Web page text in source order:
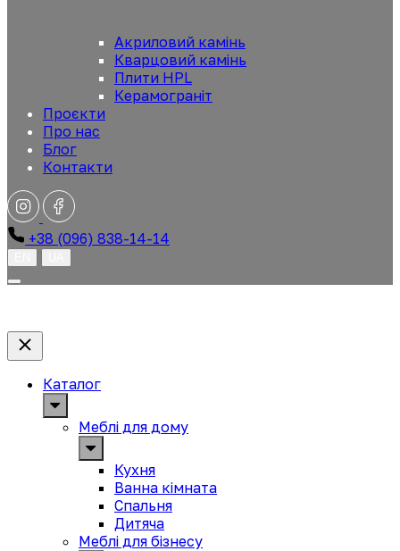
Акриловий камінь
Кварцовий камінь
Плити HPL
Керамограніт
Проєкти
Про нас
Блог
Контакти
+38 (096) 838-14-14
Каталог
Меблі для дому
Кухня
Ванна кімната
Спальня
Дитяча
Меблі для бізнесу